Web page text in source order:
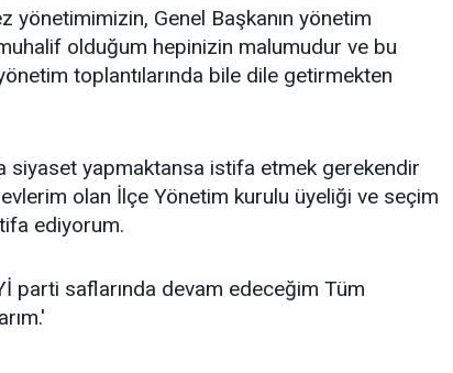
yönetimimizin, Genel Başkanın yönetim
olduğum hepinizin malumudur ve bu
toplantılarında bile dile getirmekten
siyaset yapmaktansa istifa etmek gerekendir
olan İlçe Yönetim kurulu üyeliği ve seçim
ediyorum.
parti saflarında devam edeceğim Tüm